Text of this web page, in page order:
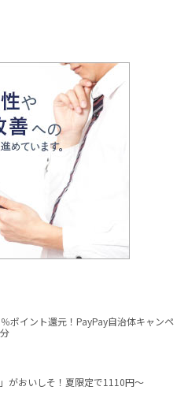
％ポイント還元！PayPay自治体キャンペ
がおいしそ！夏限定で1110円～